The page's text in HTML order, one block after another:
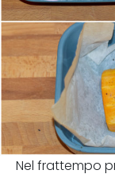
Nel frattempo